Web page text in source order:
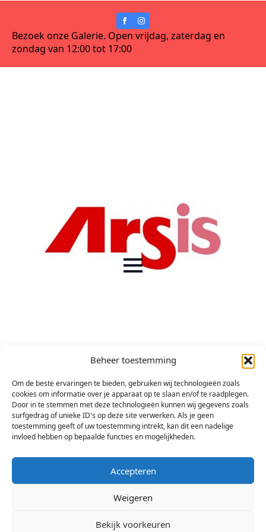
Beheer toestemming
Om de beste ervaringen te bieden, gebruiken wij technologieën zoals
cookies om informatie over je apparaat op te slaan en/of te raadplegen.
Door in te stemmen met deze technologieën kunnen wij gegevens zoals
surfgedrag of unieke ID's op deze site verwerken. Als je geen
toestemming geeft of uw toestemming intrekt, kan dit een nadelige
invloed hebben op bepaalde functies en mogelijkheden.
Accepteren
Weigeren
Bekijk voorkeuren
Bezoek onze Galerie. Open vrijdag, zaterdag en
zondag van 12:00 tot 17:00